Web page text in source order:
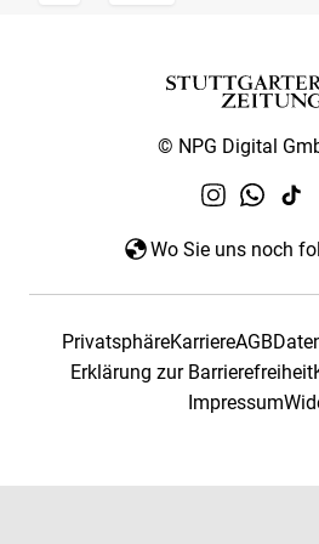
© NPG Digital
Wo Sie uns noch
PrivatsphäreKarriereAGB
Erklärung zur Barrierefreiheit
Impressum